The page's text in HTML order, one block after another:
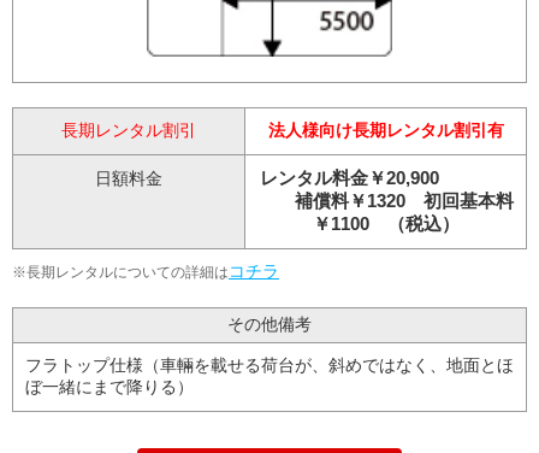
長期レンタル割引 法人様向け長期レンタル割引有
日額料金
レンタル料金￥20,900
補償料￥1320 初回基本料
￥1100 （税込）
※長期レンタルについての詳細は コチラ
その他備考
フラトップ仕様（車輛を載せる荷台が、斜めではなく、地面とほ
ぼ一緒にまで降りる）